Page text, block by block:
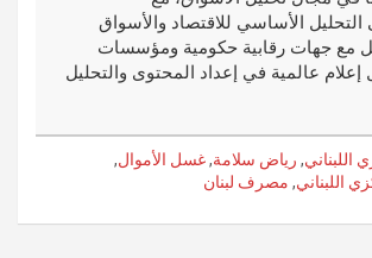
الأساسي للاقتصاد والأسواق
مع جهات رقابية حكومية ومؤسسات
عالمية في إعداد المحتوى والتحليل
اللبناني, رياض سلامة,غسل الأموال,
اللبناني, مصرف لبنان